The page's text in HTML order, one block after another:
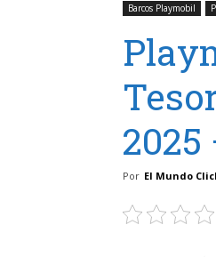
Barcos Playmobil
Por El Mundo